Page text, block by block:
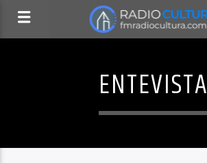
ENTEVISTA